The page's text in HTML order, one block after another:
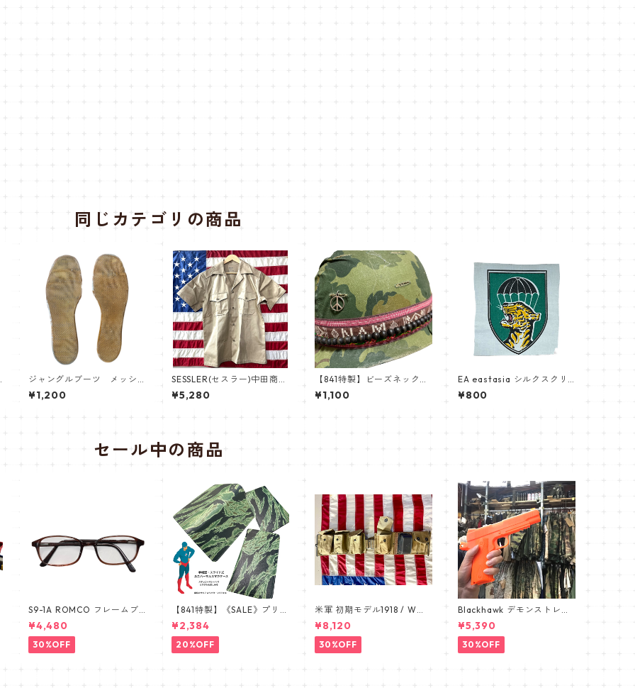
同じカテゴリの商品
ジャングルブーツ メッシ
ュインナーソール
¥1,200
SESSLER(セスラー)中田商店
CHINO SHIRT チノクロス シ
ャツ 半袖 【中田商店】A-59
¥5,280
【841特製】ビーズネックレ
ス 一色ノーマル
¥1,100
EA eastasia シルクスクリ
ーン印刷布パッチNAM戦 南
ベトナム軍 INSIGNIA Mike
¥800
セール中の商品
S9-1A ROMCO フレームブ
ラウン レンズあり眼鏡 めが
ね 新品 デッドストック 米軍
放出品
¥4,480
30%OFF
【841特製】《SALE》プリン
トミス 手帳型スマホケース
南ベトナム ARVN タイガー
ストライプ ERDL ブラッド
ケーキ 手帳型スマホケース
¥2,384
20%OFF
米軍 初期モデル1918 / WW1
BAR BELT /バーベルト デッ
ドストック カップ付き 191
¥8,120
30%OFF
Blackhawk デモンストレー
ション 1911 オレンジ ピ
ストル pistol
¥5,390
30%OFF